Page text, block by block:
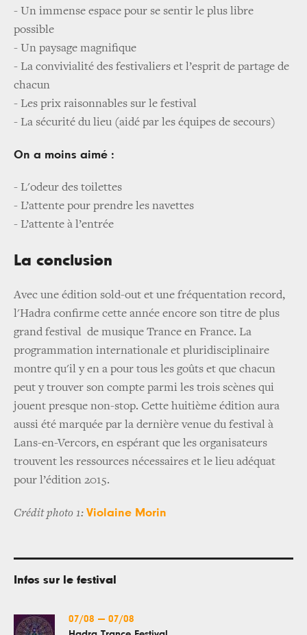
- Un immense espace pour se sentir le plus libre
possible
- Un paysage magnifique
- La convivialité des festivaliers et l’esprit de partage de
chacun
- Les prix raisonnables sur le festival
- La sécurité du lieu (aidé par les équipes de secours)
On a moins aimé :
- L'odeur des toilettes
- L’attente pour prendre les navettes
- L’attente à l’entrée
La conclusion
Avec une édition sold-out et une fréquentation record,
l'Hadra confirme cette année encore son titre de plus
grand festival de musique Trance en France. La
programmation internationale et pluridisciplinaire
montre qu'il y en a pour tous les goûts et que chacun
peut y trouver son compte parmi les trois scènes qui
jouent presque non-stop. Cette huitième édition aura
aussi été marquée par la dernière venue du festival à
Lans-en-Vercors, en espérant que les organisateurs
trouvent les ressources nécessaires et le lieu adéquat
pour l’édition 2015.
Crédit photo 1: Violaine Morin
Infos sur le festival
07/08 — 07/08